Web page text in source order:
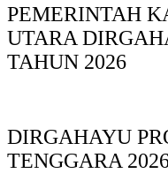
PEMERINTAH
UTARA
TAHUN 2026
DIRGAHAYU
TENGGARA